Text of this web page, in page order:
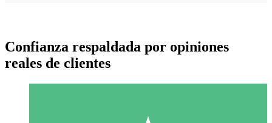
Confianza respaldada por opiniones
reales de clientes